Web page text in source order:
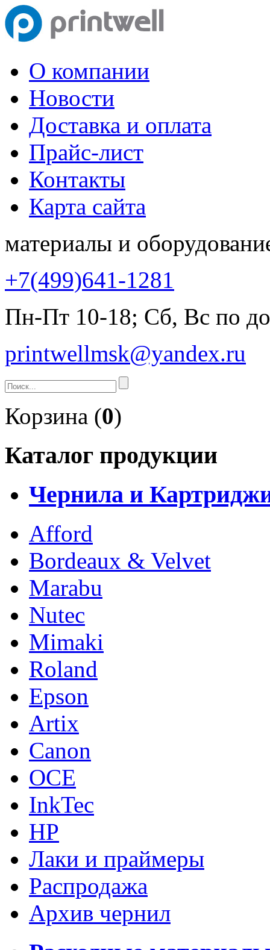
О компании
Новости
Доставка и оплата
Прайс-лист
Контакты
Карта сайта
материалы и
+7(499)641-1281
Пн-Пт 10-18; Сб, Вс по
printwellmsk@yandex.ru
Корзина (0)
Каталог продукции
Чернила и
Afford
Bordeaux & Velvet
Marabu
Nutec
Mimaki
Roland
Epson
Artix
Canon
OCE
InkTec
HP
Лаки и праймеры
Распродажа
Архив чернил